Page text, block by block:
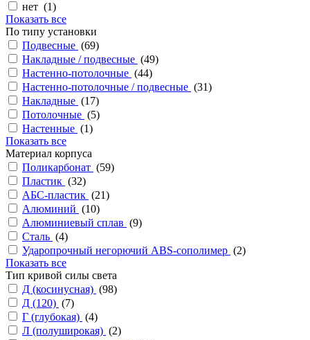
нет (1)
Показать все
По типу установки
Подвесные (69)
Накладные / подвесные (49)
Настенно-потолочные (44)
Настенно-потолочные / подвесные (31)
Накладные (17)
Потолочные (5)
Настенные (1)
Показать все
Материал корпуса
Поликарбонат (59)
Пластик (32)
АБС-пластик (21)
Алюминий (10)
Алюминиевый сплав (9)
Сталь (4)
Ударопрочный негорючий ABS-сополимер (2)
Показать все
Тип кривой силы света
Д (косинусная) (98)
Д (120) (7)
Г (глубокая) (4)
Л (полуширокая) (2)